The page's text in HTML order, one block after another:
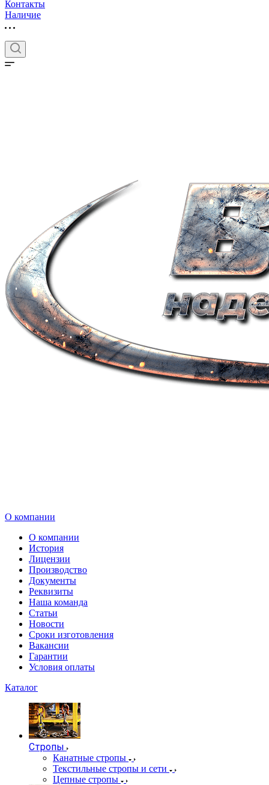
Контакты
Наличие
О компании
О компании
История
Лицензии
Производство
Документы
Реквизиты
Наша команда
Статьи
Новости
Сроки изготовления
Вакансии
Гарантии
Условия оплаты
Каталог
Стропы
Канатные стропы
Текстильные стропы и сети
Цепные стропы